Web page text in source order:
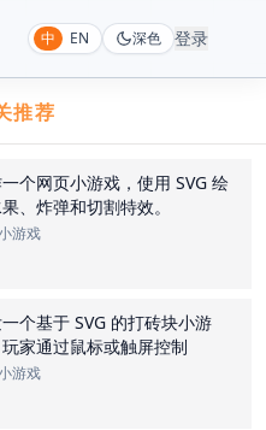
中 EN 深色 登录
推荐
个网页小游戏，使用 SVG 绘
、炸弹和切割特效。
游戏
个基于 SVG 的打砖块小游
家通过鼠标或触屏控制
游戏